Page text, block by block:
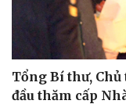
Tổng Bí thư, Chủ
đầu thăm cấp